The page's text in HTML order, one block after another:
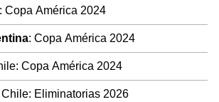
Copa América 2024
: Copa América 2024
Copa América 2024
Eliminatorias 2026